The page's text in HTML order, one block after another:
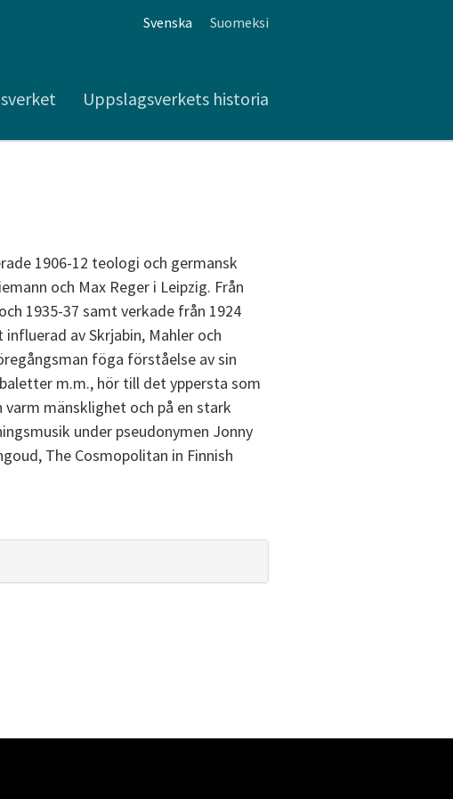
Svenska Suomeksi
Uppslagsverkets historia
1906-12 teologi och germansk
och Max Reger i Leipzig. Från
1935-37 samt verkade från 1924
av Skrjabin, Mahler och
föga förståelse av sin
m.m., hör till det yppersta som
mänsklighet och på en stark
under pseudonymen Jonny
The Cosmopolitan in Finnish